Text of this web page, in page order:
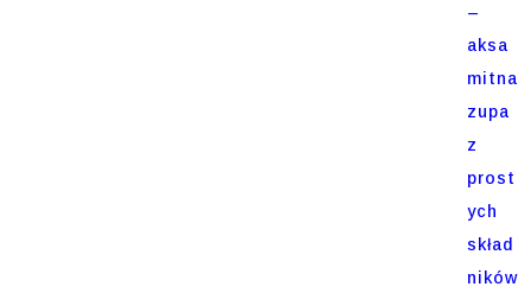
–
aksa
mitna
zupa
z
prost
ych
skład
ników